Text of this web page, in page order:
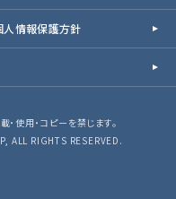
人情報保護方針
使用・コピーを禁じます。
ALL RIGHTS RESERVED.